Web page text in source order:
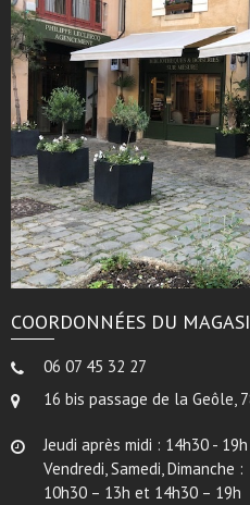
COORDONNÉES DU
06 07 45 32 27
16 bis passage de la Geôle,
Jeudi après midi : 14h30 - 19h
Vendredi, Samedi, Dimanche :
10h30 – 13h et 14h30 – 19h